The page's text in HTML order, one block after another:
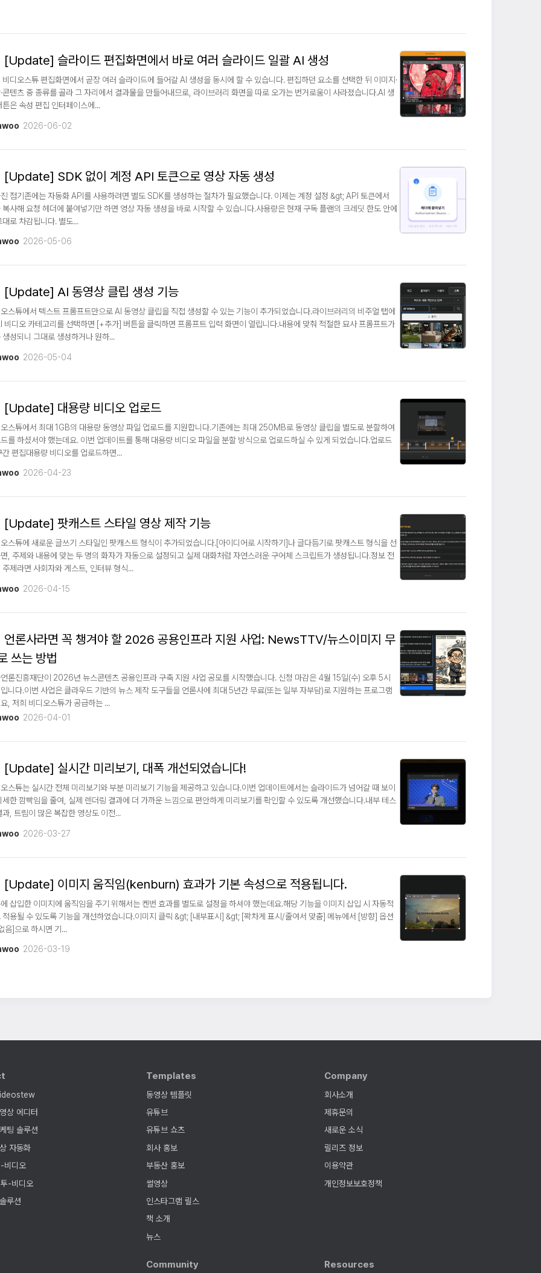
[Update] 슬라이드 편집화면에서 바로 여러 슬라이드 일괄 AI 생성
비디오스튜 편집화면에서 곧장 여러 슬라이드에 들어갈 AI 생성을 동시에 할 수 있습니다. 편집하던 요소를 선택한 뒤 이미지·
콘텐츠 중 종류를 골라 그 자리에서 결과물을 만들어내므로, 라이브러리 화면을 따로 오가는 번거로움이 사라졌습니다.AI 생
튼은 속성 편집 인터페이스에...
2026-06-02
[Update] SDK 없이 계정 API 토큰으로 영상 자동 생성
점기존에는 자동화 API를 사용하려면 별도 SDK를 생성하는 절차가 필요했습니다. 이제는 계정 설정 &gt; API 토큰에서
복사해 요청 헤더에 붙여넣기만 하면 영상 자동 생성을 바로 시작할 수 있습니다.사용량은 현재 구독 플랜의 크레딧 한도 안에
대로 차감됩니다. 별도...
2026-05-06
[Update] AI 동영상 클립 생성 기능
스튜에서 텍스트 프롬프트만으로 AI 동영상 클립을 직접 생성할 수 있는 기능이 추가되었습니다.라이브러리의 비주얼 탭에
비디오 카테고리를 선택하면 [+추가] 버튼을 클릭하면 프롬프트 입력 화면이 열립니다.내용에 맞춰 적절한 묘사 프롬프트가
생성되니 그대로 생성하거나 원하...
2026-05-04
[Update] 대용량 비디오 업로드
스튜에서 최대 1GB의 대용량 동영상 파일 업로드를 지원합니다.기존에는 최대 250MB로 동영상 클립을 별도로 분할하여
를 하셨서야 했는데요. 이번 업데이트를 통해 대용량 비디오 파일을 분할 방식으로 업로드하실 수 있게 되었습니다.업로드
간 편집대용량 비디오를 업로드하면...
2026-04-23
[Update] 팟캐스트 스타일 영상 제작 기능
스튜에 새로운 글쓰기 스타일인 팟캐스트 형식이 추가되었습니다.[아이디어로 시작하기]나 글다듬기로 팟캐스트 형식을 선
, 주제와 내용에 맞는 두 명의 화자가 자동으로 설정되고 실제 대화처럼 자연스러운 구어체 스크립트가 생성됩니다.정보 전
주제라면 사회자와 게스트, 인터뷰 형식...
2026-04-15
언론사라면 꼭 챙겨야 할 2026 공용인프라 지원 사업: NewsTTV/뉴스이미지 무
쓰는 방법
론진흥재단이 2026년 뉴스콘텐츠 공용인프라 구축 지원 사업 공모를 시작했습니다. 신청 마감은 4월 15일(수) 오후 5시
니다.이번 사업은 클라우드 기반의 뉴스 제작 도구들을 언론사에 최대 5년간 무료(또는 일부 자부담)로 지원하는 프로그램
, 저희 비디오스튜가 공급하는 ...
2026-04-01
[Update] 실시간 미리보기, 대폭 개선되었습니다!
스튜는 실시간 전체 미리보기와 부분 미리보기 기능을 제공하고 있습니다.이번 업데이트에서는 슬라이드가 넘어갈 때 보이
세한 깜빡임을 줄여, 실제 렌더링 결과에 더 가까운 느낌으로 편안하게 미리보기를 확인할 수 있도록 개선했습니다.내부 테스
과, 트림이 많은 복잡한 영상도 이전...
2026-03-27
[Update] 이미지 움직임(kenburn) 효과가 기본 속성으로 적용됩니다.
삽입한 이미지에 움직임을 주기 위해서는 켄번 효과를 별도로 설정을 하셔야 했는데요.해당 기능을 이미지 삽입 시 자동적
적용될 수 있도록 기능을 개선하였습니다.이미지 클릭 &gt; [내부표시] &gt; [꽉차게 표시/줄여서 맞춤] 메뉴에서 [방향] 옵션
음]으로 하시면 기...
2026-03-19
상 에디터
팅 솔루션
자동화
비디오
-비디오
루션
Templates
동영상 템플릿
유튜브
유튜브 쇼츠
회사 홍보
부동산 홍보
썰영상
인스타그램 릴스
책 소개
뉴스
Company
회사소개
제휴문의
새로운 소식
릴리즈 정보
이용약관
개인정보보호정책
Community Resources